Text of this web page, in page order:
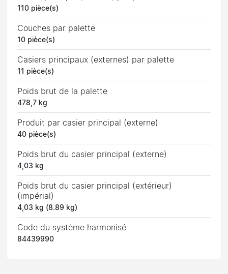
110 pièce(s)
Couches par palette
10 pièce(s)
Casiers principaux (externes) par palette
11 pièce(s)
Poids brut de la palette
478,7 kg
Produit par casier principal (externe)
40 pièce(s)
Poids brut du casier principal (externe)
4,03 kg
Poids brut du casier principal (extérieur)
(impérial)
4,03 kg (8.89 kg)
Code du système harmonisé
84439990